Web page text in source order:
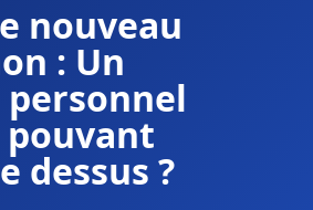
nouveau
: Un
dessus ?